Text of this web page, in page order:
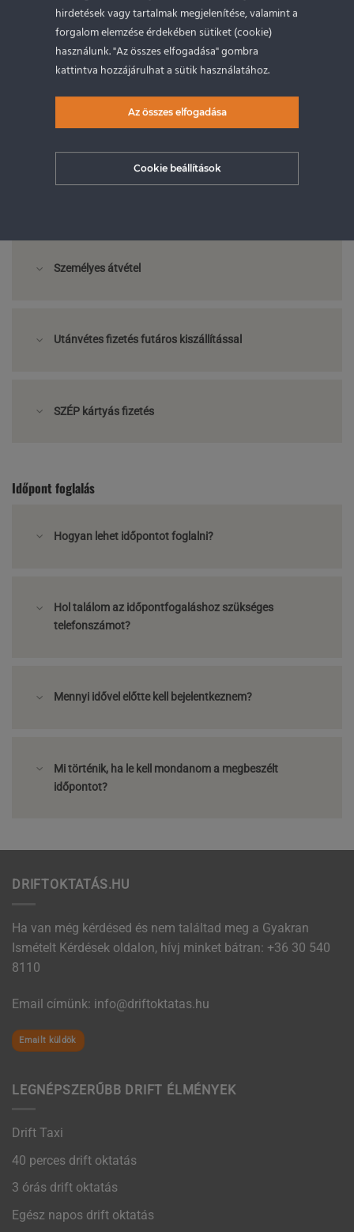
Fizetési lehetőségek
Bankkártyás fizetés
Segédlet bankkártyás fizetéshez
Személyes átvétel
Utánvétes fizetés futáros kiszállítással
SZÉP kártyás fizetés
Időpont foglalás
Hogyan lehet időpontot foglalni?
Hol találom az időpontfogaláshoz szükséges
telefonszámot?
Mennyi idővel előtte kell bejelentkeznem?
Mi történik, ha le kell mondanom a megbeszélt
időpontot?
DRIFTOKTATÁS.HU
Ha van még kérdésed és nem találtad meg a Gyakran
Ismételt Kérdések oldalon, hívj minket bátran: +36 30 540
8110
Email címünk: uh.satatkotfird@ofni
Emailt küldök
LEGNÉPSZERŰBB DRIFT ÉLMÉNYEK
Drift Taxi
40 perces drift oktatás
3 órás drift oktatás
Egész napos drift oktatás
hirdetések vagy tartalmak megjelenítése, valamint a
forgalom elemzése érdekében sütiket (cookie)
használunk. "Az összes elfogadása" gombra
kattintva hozzájárulhat a sütik használatához.
Az összes elfogadása
Cookie beállítások